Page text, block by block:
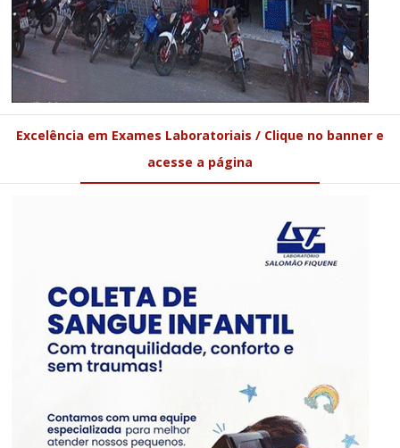
Excelência em Exames Laboratoriais / Clique no banner e
acesse a página